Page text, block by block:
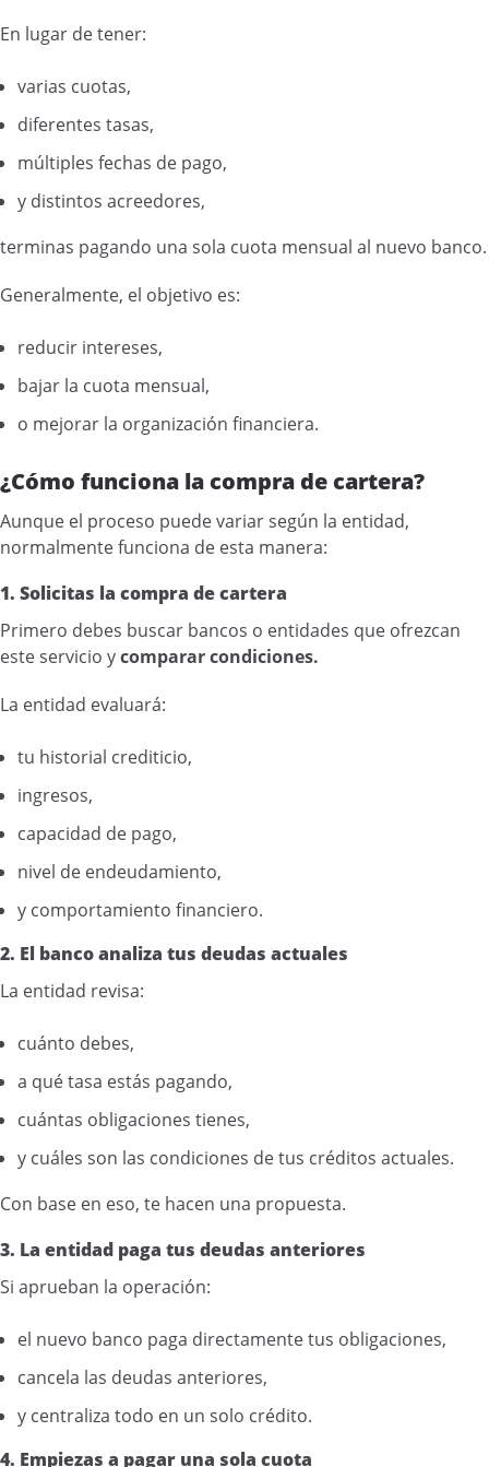
En lugar de tener:
varias cuotas,
diferentes tasas,
múltiples fechas de pago,
y distintos acreedores,
terminas pagando una sola cuota mensual al nuevo banco.
Generalmente, el objetivo es:
reducir intereses,
bajar la cuota mensual,
o mejorar la organización financiera.
¿Cómo funciona la compra de cartera?
Aunque el proceso puede variar según la entidad,
normalmente funciona de esta manera:
1. Solicitas la compra de cartera
Primero debes buscar bancos o entidades que ofrezcan
este servicio ycomparar condiciones.
La entidad evaluará:
tu historial crediticio,
ingresos,
capacidad de pago,
nivel de endeudamiento,
y comportamiento financiero.
2. El banco analiza tus deudas actuales
La entidad revisa:
cuánto debes,
a qué tasa estás pagando,
cuántas obligaciones tienes,
y cuáles son las condiciones de tus créditos actuales.
Con base en eso, te hacen una propuesta.
3. La entidad paga tus deudas anteriores
Si aprueban la operación:
el nuevo banco paga directamente tus obligaciones,
cancela las deudas anteriores,
y centraliza todo en un solo crédito.
4. Empiezas a pagar una sola cuota